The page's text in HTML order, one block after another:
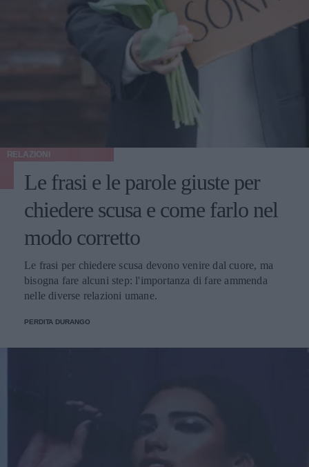
RELAZIONI
Le frasi e le parole giuste per
chiedere scusa e come farlo nel
modo corretto
Le frasi per chiedere scusa devono venire dal cuore, ma
bisogna fare alcuni step: l'importanza di fare ammenda
nelle diverse relazioni umane.
PERDITA DURANGO